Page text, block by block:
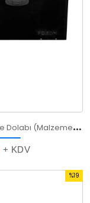
M
etal Dorse Dolabı (Malzeme) 80 Cm
+ KDV
%19